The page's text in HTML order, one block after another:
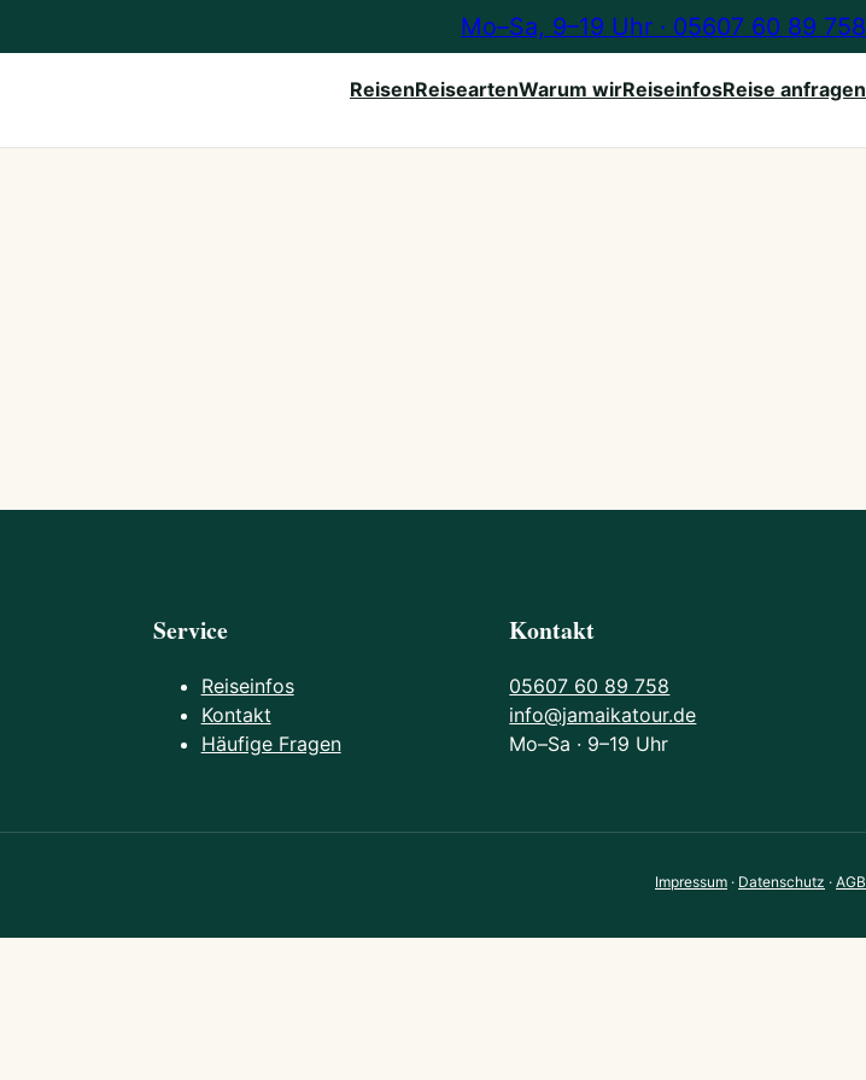
Mo–Sa, 9–19 Uhr · 05607 60 89 758
ReisenReiseartenWarum wirReiseinfosReise anfragen
Service
Reiseinfos
Kontakt
Häufige Fragen
Kontakt
05607 60 89 758
info@jamaikatour.de
Mo–Sa · 9–19 Uhr
Impressum · Datenschutz · AGB